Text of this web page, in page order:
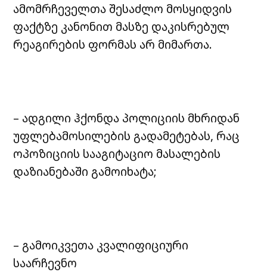
ამომრჩეველთა შესაძლო მოსყიდვის
ფაქტზე კანონით მასზე დაკისრებულ
რეაგირების ფორმას არ მიმართა.
– ადგილი ჰქონდა პოლიციის მხრიდან
უფლებამოსილების გადამეტებას, რაც
ოპოზიციის სააგიტაციო მასალების
დაზიანებაში გამოიხატა;
– გამოიკვეთა კვალიფიციური
საარჩევნო